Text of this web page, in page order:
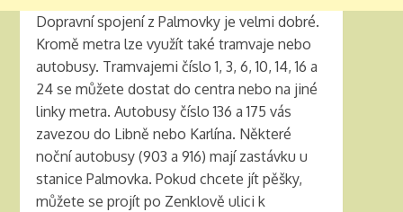
Dopravní spojení z Palmovky je velmi dobré.
Kromě metra lze využít také tramvaje nebo
autobusy. Tramvajemi číslo 1, 3, 6, 10, 14, 16 a
24 se můžete dostat do centra nebo na jiné
linky metra. Autobusy číslo 136 a 175 vás
zavezou do Libně nebo Karlína. Některé
noční autobusy (903 a 916) mají zastávku u
stanice Palmovka. Pokud chcete jít pěšky,
můžete se projít po Zenklově ulici k